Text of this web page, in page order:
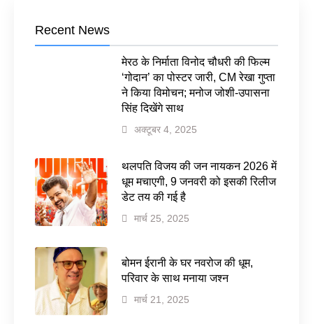
Recent News
मेरठ के निर्माता विनोद चौधरी की फिल्म
‘गोदान’ का पोस्टर जारी, CM रेखा गुप्ता
ने किया विमोचन; मनोज जोशी-उपासना
सिंह दिखेंगे साथ
अक्टूबर 4, 2025
थलपति विजय की जन नायकन 2026 में
धूम मचाएगी, 9 जनवरी को इसकी रिलीज
डेट तय की गई है
मार्च 25, 2025
बोमन ईरानी के घर नवरोज की धूम,
परिवार के साथ मनाया जश्न
मार्च 21, 2025